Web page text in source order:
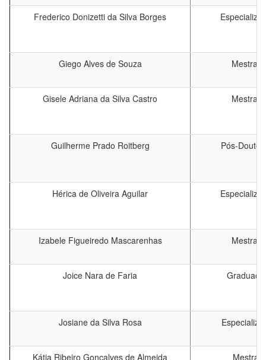
Frederico Donizetti da Silva Borges
Giego Alves de Souza
Gisele Adriana da Silva Castro
Guilherme Prado Roitberg Pós-
Hérica de Oliveira Aguilar
Izabele Figueiredo Mascarenhas
Joice Nara de Faria
Josiane da Silva Rosa
Kátia Ribeiro Gonçalves de Almeida